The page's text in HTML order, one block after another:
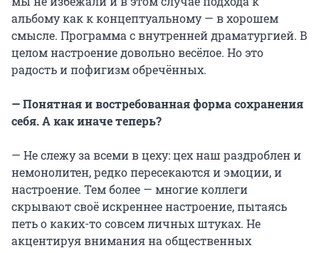
альбому как к концептуальному — в хорошем
смысле. Программа с внутренней драматургией. В
целом настроение довольно весёлое. Но это
радость и пофигизм обречённых.
— Понятная и востребованная форма сохранения
себя. А как иначе теперь?
— Не слежу за всеми в цеху: цех наш раздроблен и
немонолитен, редко пересекаются и эмоции, и
настроение. Тем более — многие коллеги
скрывают своё искреннее настроение, пытаясь
петь о каких-то совсем личных штуках. Не
акцентируя внимания на общественных